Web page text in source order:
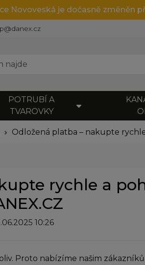
Novoveská je dočasně změněn
POTRUBÍ A
TVAROVKY
Odložená platba – nakupte
rychle a
10:26
Proto nabízíme našim